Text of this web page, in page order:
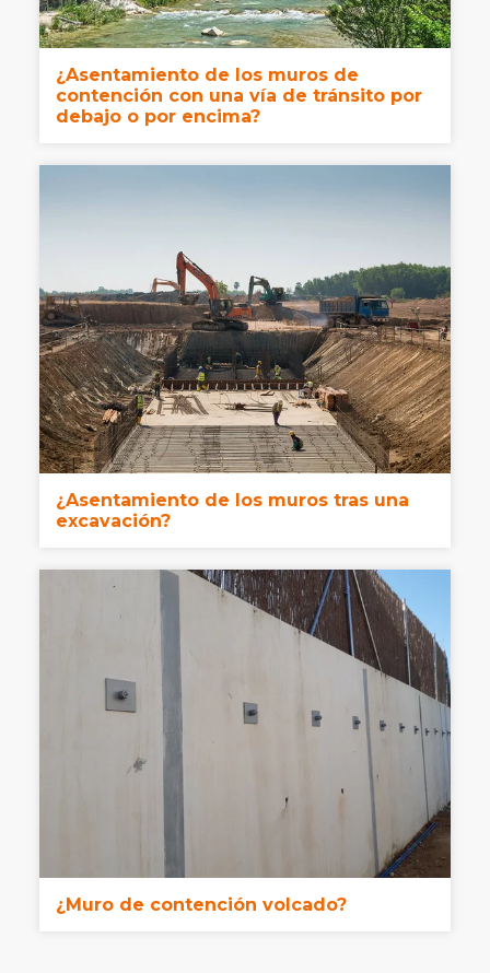
¿Asentamiento de los muros de
contención con una vía de tránsito por
debajo o por encima?
¿Asentamiento de los muros tras una
excavación?
¿Muro de contención volcado?